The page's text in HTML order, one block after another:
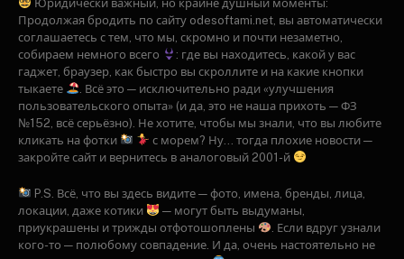
Юридически важный, но крайне душный моменты:
Продолжая бродить по сайту odesoftami.net, вы автоматически
соглашаетесь с тем, что мы, скромно и почти незаметно,
собираем немного всего
: где вы находитесь, какой у вас
гаджет, браузер, как быстро вы скроллите и на какие кнопки
тыкаете
. Всё это — исключительно ради «улучшения
пользовательского опыта» (и да, это не наша прихоть — ФЗ
№152, всё серьёзно). Не хотите, чтобы мы знали, что вы любите
кликать на фотки
с морем? Ну... тогда плохие новости —
закройте сайт и вернитесь в аналоговый 2001-й
P.S. Всё, что вы здесь видите — фото, имена, бренды, лица,
локации, даже котики
— могут быть выдуманы,
приукрашены и трижды отфотошоплены
. Если вдруг узнали
кого-то — полюбому совпадение. И да, очень настоятельно не